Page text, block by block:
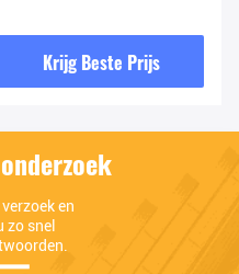
voor decoratie
Krijg Beste Prijs
en
zo snel